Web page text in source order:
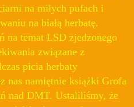
na miłych pufach i
na białą herbatę.
na temat LSD zjedzonego
związane z
picia herbaty
nas namiętnie książki Grofa
nad DMT. Ustaliliśmy, że